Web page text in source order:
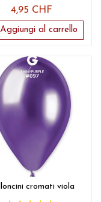
4,95 CHF
Aggiungi al carrello
cromati viola